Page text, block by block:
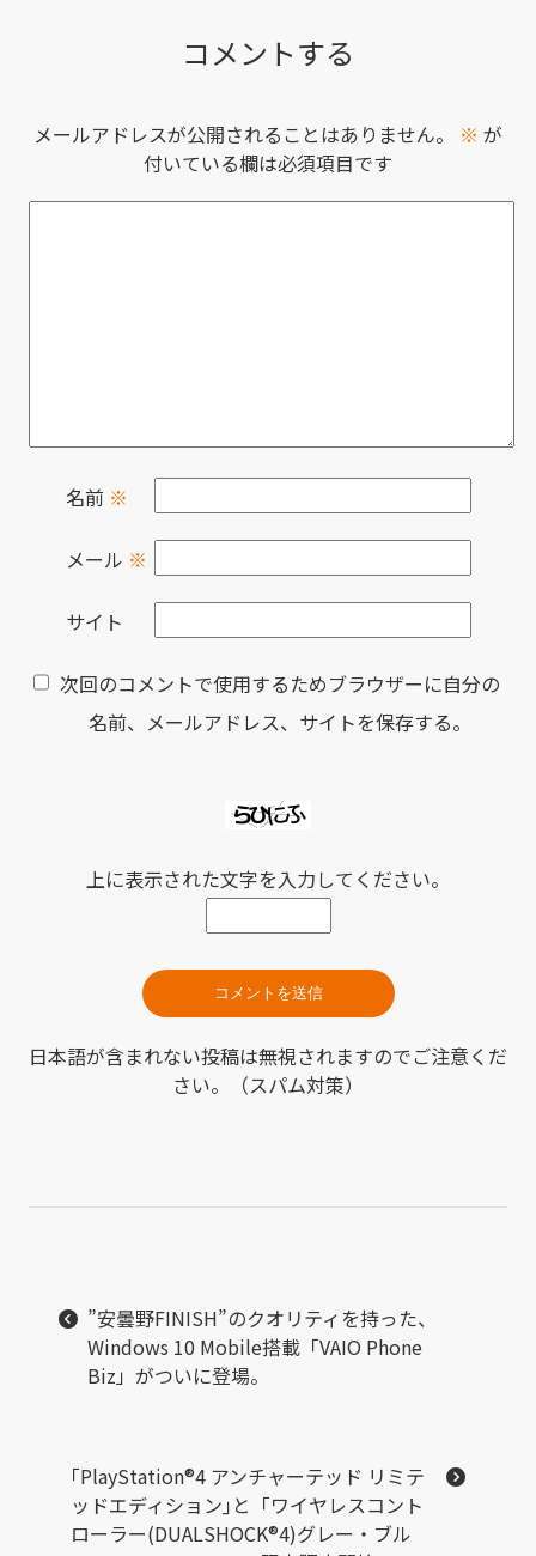
コメントする
メールアドレスが公開されることはありません。 ※ が
付いている欄は必須項目です
名前 ※
メール ※
サイト
次回のコメントで使用するためブラウザーに自分の
名前、メールアドレス、サイトを保存する。
上に表示された文字を入力してください。
日本語が含まれない投稿は無視されますのでご注意くだ
さい。（スパム対策）
”安曇野FINISH”のクオリティを持った、
Windows 10 Mobile搭載「VAIO Phone
Biz」がついに登場。
｢PlayStation®4 アンチャーテッド リミテ
ッドエディション｣と「ワイヤレスコント
ローラー(DUALSHOCK®4)グレー・ブル